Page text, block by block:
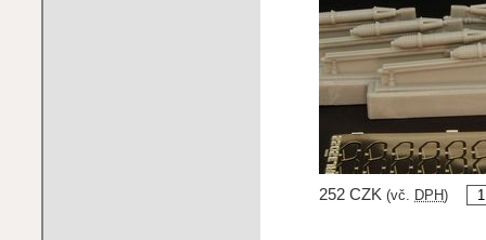
252 CZK (vč. DPH )